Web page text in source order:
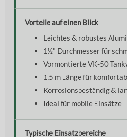
Vorteile auf einen Blick
Leichtes & robustes
1½" Durchmesser für
Vormontierte VK-50
1,5 m Länge für
Korrosionsbeständig &
Ideal für mobile Einsätze
Typische Einsatzbereiche